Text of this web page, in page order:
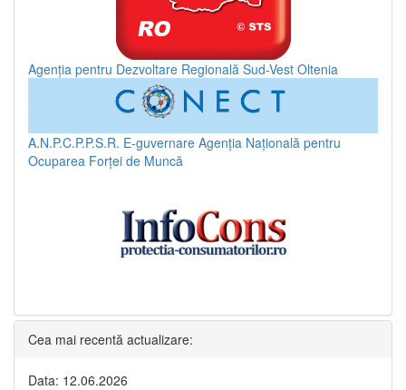
Agenția pentru Dezvoltare Regională Sud-Vest Oltenia
A.N.P.C.P.P.S.R. E-guvernare Agenția Națională pentru
Ocuparea Forței de Muncă
Cea mai recentă actualizare:
Data: 12.06.2026